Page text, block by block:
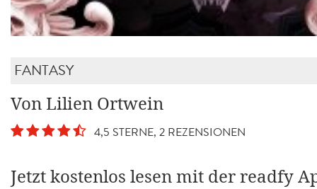
FANTASY
Von Lilien Ortwein
4,5 STERNE, 2 REZENSIONEN
Jetzt kostenlos lesen mit der readfy